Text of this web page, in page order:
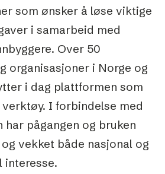
som ønsker å løse viktige
i samarbeid med
Over 50
organisasjoner i Norge og
i dag plattformen som
I forbindelse med
har pågangen og bruken
vekket både nasjonal og
interesse.